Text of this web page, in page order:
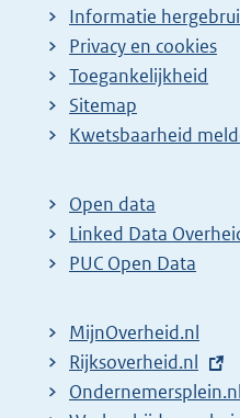
Informatie
Privacy en cookies
Toegankelijkheid
Sitemap
E
t
e
r
l
i
n
Kwetsbaarheid
Open data
Linked Data
PUC Open Data
MijnOverheid.nl
E
x
Rijksoverheid.nl
E
Ondernemersplein.nl